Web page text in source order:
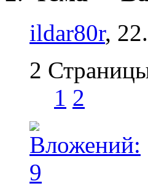
ildar80r,
2
1 2